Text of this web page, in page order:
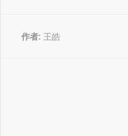
作者: 王皓